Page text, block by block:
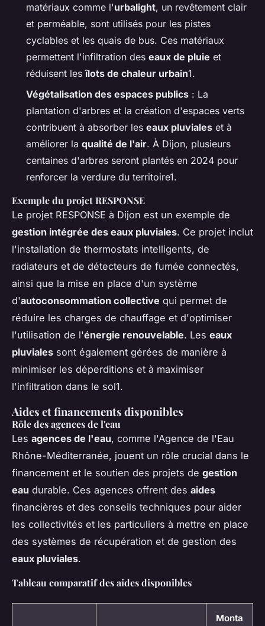
matériaux comme l'urbalight, un revêtement clair
et perméable, sont utilisés pour les pistes
cyclables et les quais de bus. Ces matériaux
permettent l'infiltration des eaux de pluie et
réduisent lesîlots de chaleur urbain1.
Végétalisation des espaces publics : La
plantation d'arbres et la création d'espaces verts
contribuent à absorber les eaux pluviales et à
améliorer la qualité de l'air. À Dijon, plusieurs
centaines d'arbres seront plantés en 2024 pour
renforcer la verdure du territoire1.
Exemple du projet RESPONSE
Le projet RESPONSE à Dijon est un exemple de
gestion intégrée des eaux pluviales. Ce projet inclut
l'installation de thermostats intelligents, de
radiateurs et de détecteurs de fumée connectés,
ainsi que la mise en place d'un système
d'autoconsommation collective qui permet de
réduire les charges de chauffage et d'optimiser
l'utilisation de l'énergie renouvelable. Les eaux
pluviales sont également gérées de manière à
minimiser les déperditions et à maximiser
l'infiltration dans le sol1.
Aides et financements disponibles
Rôle des agences de l'eau
Les agences de l'eau, comme l'Agence de l'Eau
Rhône-Méditerranée, jouent un rôle crucial dans le
financement et le soutien des projets de gestion
eau durable. Ces agences offrent des aides
financières et des conseils techniques pour aider
les collectivités et les particuliers à mettre en place
des systèmes de récupération et de gestion des
eaux pluviales.
Tableau comparatif des aides disponibles
Monta